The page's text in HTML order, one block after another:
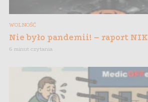
WOLNOŚĆ
Nie było pandemii! – raport NIK
6 minut czytania